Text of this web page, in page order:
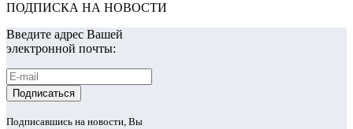
ПОДПИСКА НА НОВОСТИ
Введите адрес Вашей
электронной почты:
Подписавшись на новости, Вы